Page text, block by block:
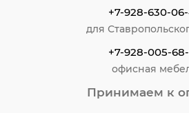
+7-928-630-
для
+7-928-005-
офисная
Принимаем к